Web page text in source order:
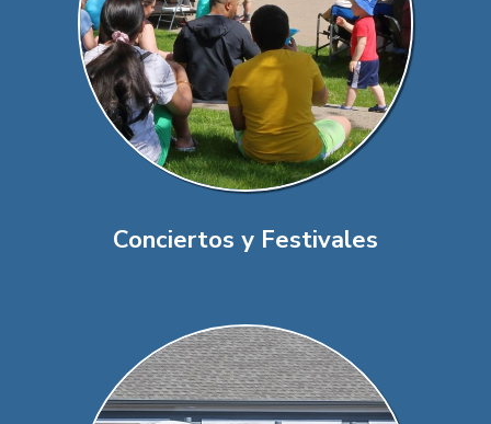
Conciertos y Festivales